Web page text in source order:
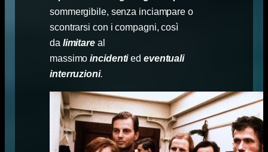
sommergibile, senza inciampare o
scontrarsi con i compagni, così
da limitare al
massimo incidenti ed eventuali
interruzioni.